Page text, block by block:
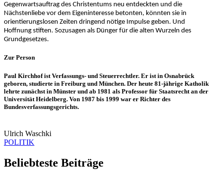
Gegenwartsauftrag des Christentums neu entdeckten und die
Nächstenliebe vor dem Eigeninteresse betonten, könnten sie in
orientierungslosen Zeiten dringend nötige Impulse geben. Und
Hoffnung stiften. Sozusagen als Dünger für die alten Wurzeln des
Grundgesetzes.
Zur Person
Paul Kirchhof ist Verfassungs- und Steuerrechtler. Er ist in Osnabrück
geboren, studierte in Freiburg und München. Der heute 81-jährige Katholik
lehrte zunächst in Münster und ab 1981 als Professor für Staatsrecht an der
Universität Heidelberg. Von 1987 bis 1999 war er Richter des
Bundesverfassungsgerichts.
Ulrich Waschki
POLITIK
Beliebteste Beiträge